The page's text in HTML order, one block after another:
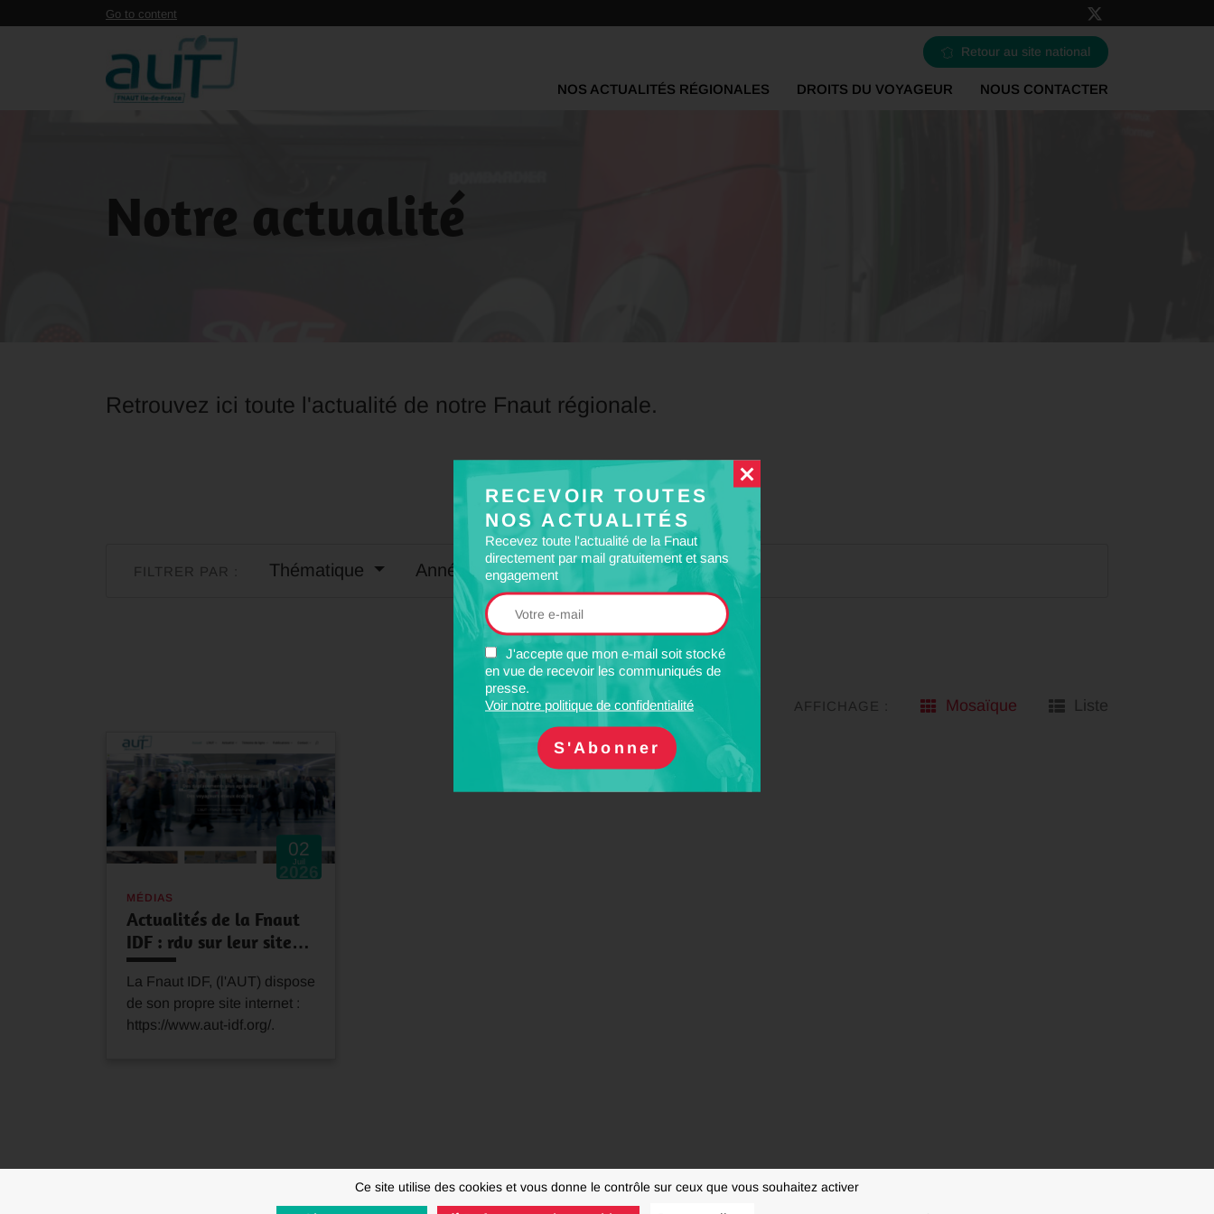
Panneau de gestion des cookies
Ce site utilise des cookies et vous donne le contrôle sur ceux que vous souhaitez activer
RECEVOIR TOUTES
NOS ACTUALITÉS
Recevez toute l'actualité de la Fnaut
directement par mail gratuitement et sans
engagement
J'accepte que mon e-mail soit stocké
en vue de recevoir les communiqués de
presse.
Voir notre politique de confidentialité
Go to content
Retour au site national
NOS ACTUALITÉS RÉGIONALES DROITS DU VOYAGEUR NOUS CONTACTER
Notre actualité
Retrouvez ici toute l'actualité de notre Fnaut régionale.
FILTRER PAR : Thématique Année
AFFICHAGE : Mosaïque Liste
02
Juil
2026
MÉDIAS
Actualités de la Fnaut
IDF : rdv sur leur site…
La Fnaut IDF, (l'AUT) dispose
de son propre site internet :
https://www.aut-idf.org/.